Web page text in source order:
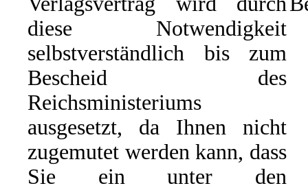
diese Notwendigkeit
selbstverständlich bis zum
Bescheid des
Reichsministeriums
ausgesetzt, da Ihnen nicht
zugemutet werden kann, dass
Sie ein unter den